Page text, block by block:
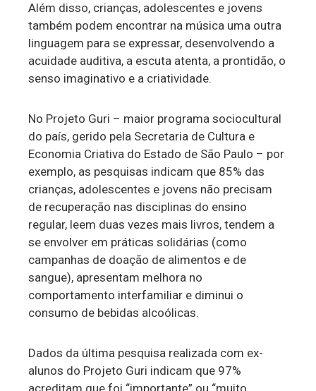
Além disso, crianças, adolescentes e jovens
também podem encontrar na música uma outra
linguagem para se expressar, desenvolvendo a
acuidade auditiva, a escuta atenta, a prontidão, o
senso imaginativo e a criatividade.
No Projeto Guri – maior programa sociocultural
do país, gerido pela Secretaria de Cultura e
Economia Criativa do Estado de São Paulo – por
exemplo, as pesquisas indicam que 85% das
crianças, adolescentes e jovens não precisam
de recuperação nas disciplinas do ensino
regular, leem duas vezes mais livros, tendem a
se envolver em práticas solidárias (como
campanhas de doação de alimentos e de
sangue), apresentam melhora no
comportamento interfamiliar e diminui o
consumo de bebidas alcoólicas.
Dados da última pesquisa realizada com ex-
alunos do Projeto Guri indicam que 97%
acreditam que foi “importante” ou “muito